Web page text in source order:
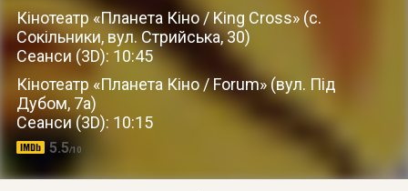
Кінотеатр «Планета Кіно / King Cross» (с.
Сокільники, вул. Стрийська, 30)
Сеанси (3D): 10:45
Кінотеатр «Планета Кіно / Forum»(вул. Під
Дубом, 7а)
Сеанси (3D): 10:15
5.5/10